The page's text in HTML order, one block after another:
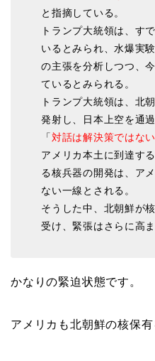
と指摘している。
トランプ大統領は、す
いるとみられ、水爆実
の主張を分析しつつ、
ているとみられる。
トランプ大統領は、北
発射し、日本上空を通
「対話は解決策ではない
アメリカ本土に到達す
る核兵器の開発は、ア
ない一線とされる。
そうした中、北朝鮮が
受け、緊張はさらに高
かなりの緊迫状態です。
アメリカも北朝鮮の核保有